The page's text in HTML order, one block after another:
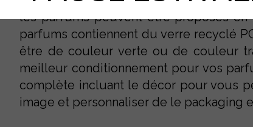
les parfums peuvent être proposés
parfums contiennent du verre recyclé
être de couleur verte ou de couleur
meilleur conditionnement pour vos
complète incluant le décor pour vous
image et personnaliser de le packaging